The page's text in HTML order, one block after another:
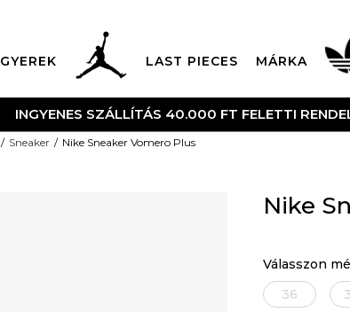
GYEREK LAST PIECES MÁRKA
INGYENES SZÁLLÍTÁS 40.000 FT FELETTI
Sneaker Nike Sneaker Vomero Plus
Nike
Válasszon
36